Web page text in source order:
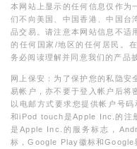
本网站上显示的任何信息仅作为
们不向美国、中国香港、中国台
品交易。请注意本网站信息不适
的任何国家/地区的任何居民。
务必阅读理解并同意我们的产品
网上保安：为了保护您的私隐安
易帐户，亦不要于登入帐户后将
以电邮方式要求您提供帐户号
和iPod touch是Apple Inc.的注
是Apple Inc.的服务标志，
标，Google Play徽标和Google